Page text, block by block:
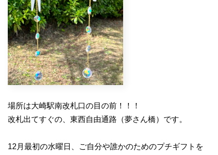
場所は大崎駅南改札口の目の前！！！
改札出てすぐの、東西自由通路（夢さん橋）です。
12月最初の水曜日、ご自分や誰かのためのプチギフトを